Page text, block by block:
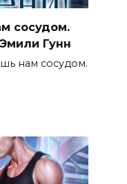
сосудом.
Гунн
нам сосудом.